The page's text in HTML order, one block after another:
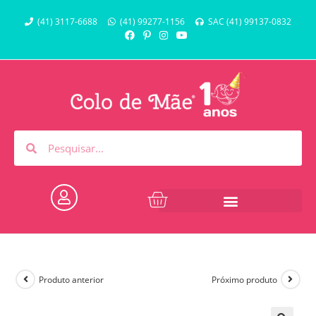
(41) 3117-6688 (41) 99277-1156 SAC (41) 99137-0832
Produto anterior Próximo produto